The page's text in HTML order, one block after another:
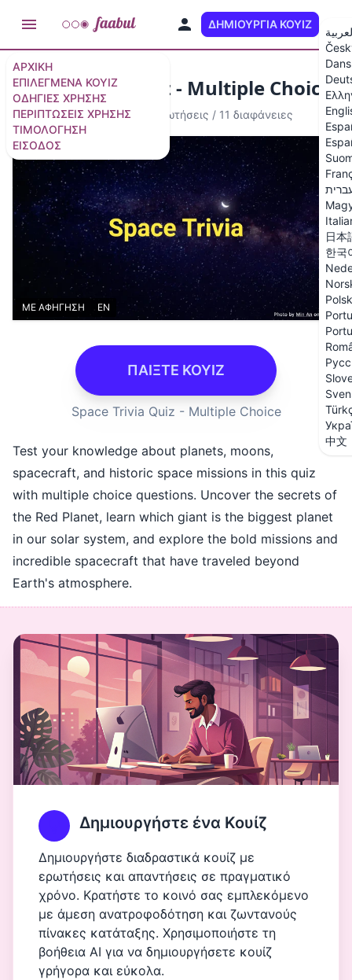
ΑΡΧΙΚΉ
ΕΠΙΛΕΓΜΈΝΑ ΚΟΥΊΖ
ΟΔΗΓΊΕΣ ΧΡΉΣΗΣ
ΠΕΡΙΠΤΏΣΕΙΣ ΧΡΉΣΗΣ
ΤΙΜΟΛΌΓΗΣΗ
ΕΊΣΟΔΟΣ
ΔΗΜΙΟΥΡΓΊΑ ΚΟΥΊΖ
日本
한국
中文
Space Trivia Quiz - Multiple Choice
Κουίζ με αφήγηση· 10 ερωτήσεις / 11 διαφάνειες
ΜΕ ΑΦΗΓΗΣΗ EN
ΠΑΙΞΤΕ ΚΟΥΙΖ
Space Trivia Quiz - Multiple Choice
Test your knowledge about planets, moons,
spacecraft, and historic space missions in this quiz
with multiple choice questions. Uncover the secrets of
the Red Planet, learn which giant is the biggest planet
in our solar system, and explore the bold missions and
incredible spacecraft that have traveled beyond
Earth's atmosphere.
Δημιουργήστε ένα Κουίζ
Δημιουργήστε διαδραστικά κουίζ με
ερωτήσεις και απαντήσεις σε πραγματικό
χρόνο. Κρατήστε το κοινό σας εμπλεκόμενο
με άμεση ανατροφοδότηση και ζωντανούς
πίνακες κατάταξης. Χρησιμοποιήστε τη
βοήθεια AI για να δημιουργήσετε κουίζ
γρήγορα και εύκολα.